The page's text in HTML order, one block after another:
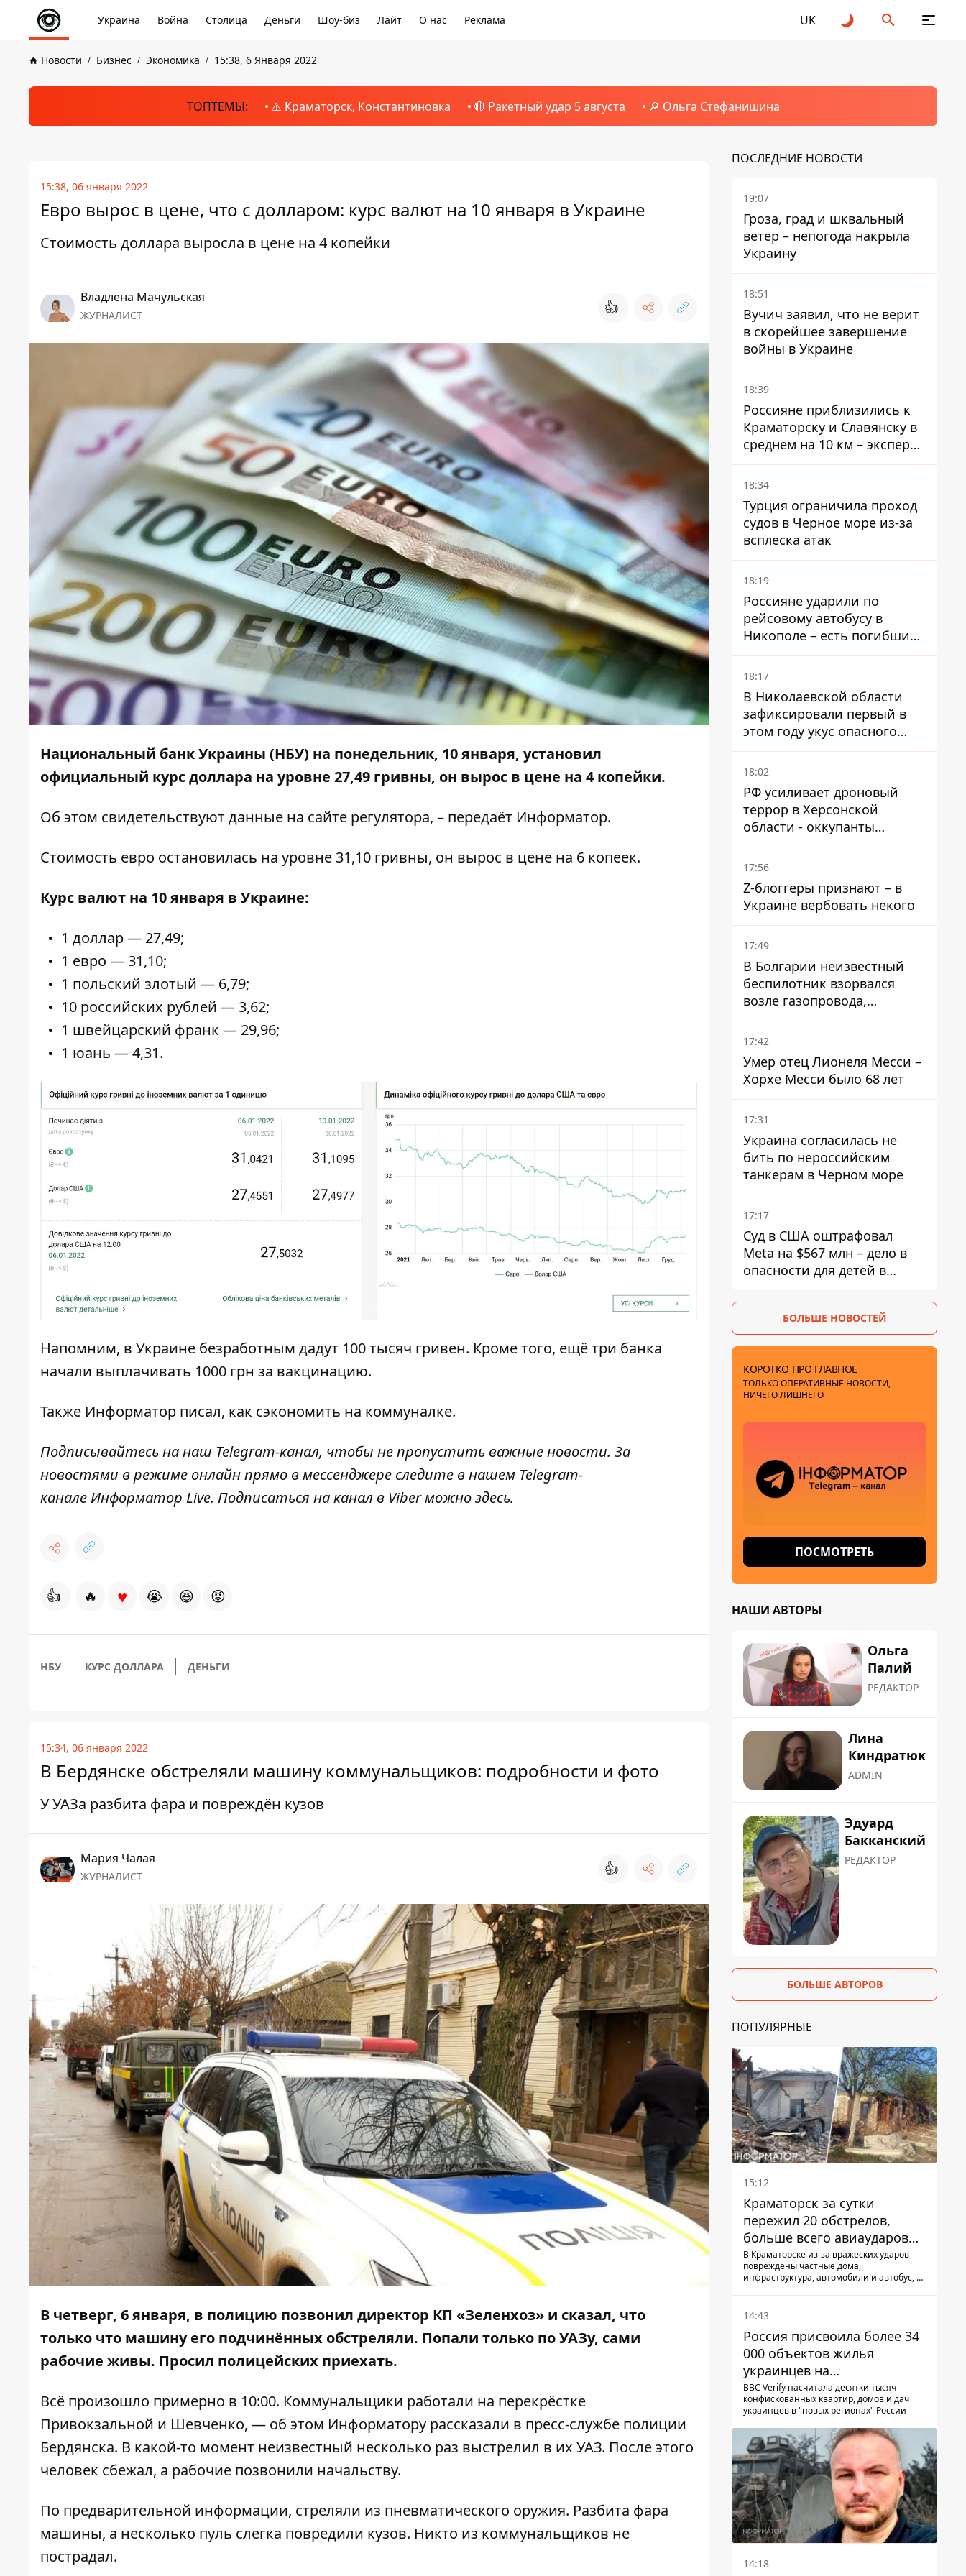
Украина Война Столица Деньги Шоу-биз Лайт О нас Реклама UK
Новости Бизнес Экономика 15:38, 6 Января 2022
ТОПТЕМЫ: ⚠️ Краматорск, Константиновка 🔴 Ракетный удар 5 августа 🔎 Ольга Стефанишина
15:38, 06 января 2022
Евро вырос в цене, что с долларом: курс валют на 10 января в Украине
Стоимость доллара выросла в цене на 4 копейки
Владлена Мачульская
ЖУРНАЛИСТ 👍
Национальный банк Украины (НБУ) на понедельник, 10 января, установил
официальный курс доллара на уровне 27,49 гривны, он вырос в цене на 4 копейки.
Об этом свидетельствуют данные на сайте регулятора, – передаёт Информатор.
Стоимость евро остановилась на уровне 31,10 гривны, он вырос в цене на 6 копеек.
Курс валют на 10 января в Украине:
1 доллар — 27,49;
1 евро — 31,10;
1 польский злотый — 6,79;
10 российских рублей — 3,62;
1 швейцарский франк — 29,96;
1 юань — 4,31.
Напомним, в Украине безработным дадут 100 тысяч гривен. Кроме того, ещётри банка
начали выплачивать 1000 грн за вакцинацию.
Также Информатор писал, как сэкономить на коммуналке.
Подписывайтесь на наш Telegram-канал, чтобы не пропустить важные новости. За
новостями в режиме онлайн прямо в мессенджере следите в нашем Telegram-
канале Информатор Live. Подписаться на канал в Viber можноздесь.
👍 🔥 ♥ 😭 😆 😡
НБУ КУРС ДОЛЛАРА ДЕНЬГИ
15:34, 06 января 2022
В Бердянске обстреляли машину коммунальщиков: подробности и фото
У УАЗа разбита фара и повреждён кузов
Мария Чалая
ЖУРНАЛИСТ 👍
В четверг, 6 января, в полицию позвонил директор КП «Зеленхоз» и сказал, что
только что машину его подчинённых обстреляли. Попали только по УАЗу, сами
рабочие живы. Просил полицейских приехать.
Всё произошло примерно в 10:00. Коммунальщики работали на перекрёстке
Привокзальной и Шевченко, — об этом Информатору рассказали в пресс-службе полиции
Бердянска. В какой-то момент неизвестный несколько раз выстрелил в их УАЗ. После этого
человек сбежал, а рабочие позвонили начальству.
По предварительной информации, стреляли из пневматического оружия. Разбита фара
машины, а несколько пуль слегка повредили кузов. Никто из коммунальщиков не
пострадал.
ПОСЛЕДНИЕ НОВОСТИ
19:07
Гроза, град и шквальный
ветер – непогода накрыла
Украину
18:51
Вучич заявил, что не верит
в скорейшее завершение
войны в Украине
18:39
Россияне приблизились к
Краматорску и Славянску в
среднем на 10 км – эксперт
предупредил об усилении
наступления
18:34
Турция ограничила проход
судов в Черное море из-за
всплеска атак
18:19
Россияне ударили по
рейсовому автобусу в
Никополе – есть погибший
и раненые
18:17
В Николаевской области
зафиксировали первый в
этом году укус опасного
каракурта
18:02
РФ усиливает дроновый
террор в Херсонской
области - оккупанты
получили приказ свободно
охотиться на автомобили
17:56
Z-блоггеры признают – в
Украине вербовать некого
17:49
В Болгарии неизвестный
беспилотник взорвался
возле газопровода,
которым поставляют газ в
Украину
17:42
Умер отец Лионеля Месси –
Хорхе Месси было 68 лет
17:31
Украина согласилась не
бить по нероссийским
танкерам в Черном море
17:17
Суд в США оштрафовал
Meta на $567 млн ​​– дело в
опасности для детей в
БОЛЬШЕ НОВОСТЕЙ
КОРОТКО ПРО ГЛАВНОЕ
ТОЛЬКО ОПЕРАТИВНЫЕ НОВОСТИ,
НИЧЕГО ЛИШНЕГО
ПОСМОТРЕТЬ
НАШИ АВТОРЫ
Ольга
Палий
РЕДАКТОР
Лина
Киндратюк
ADMIN
Эдуард
Бакканский
РЕДАКТОР
БОЛЬШЕ АВТОРОВ
ПОПУЛЯРНЫЕ
15:12
Краматорск за сутки
пережил 20 обстрелов,
больше всего авиаударов
КАБ-250
В Краматорске из-за вражеских ударов
повреждены частные дома,
инфраструктура, автомобили и автобус, а
14:43
Россия присвоила более 34
000 объектов жилья
украинцев на
оккупированных
территориях -
BBC Verify насчитала десятки тысяч
конфискованных квартир, домов и дач
украинцев в "новых регионах" России
14:18